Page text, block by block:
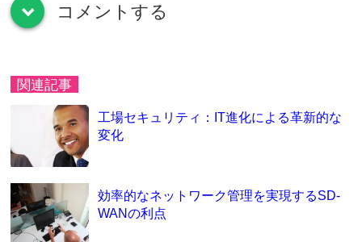
down コメントする
関連記事
工場セキュリティ：IT進化による革新的な
変化
効率的なネットワーク管理を実現するSD-
WANの利点